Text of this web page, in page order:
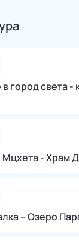
город света -
- Храм
– Озеро